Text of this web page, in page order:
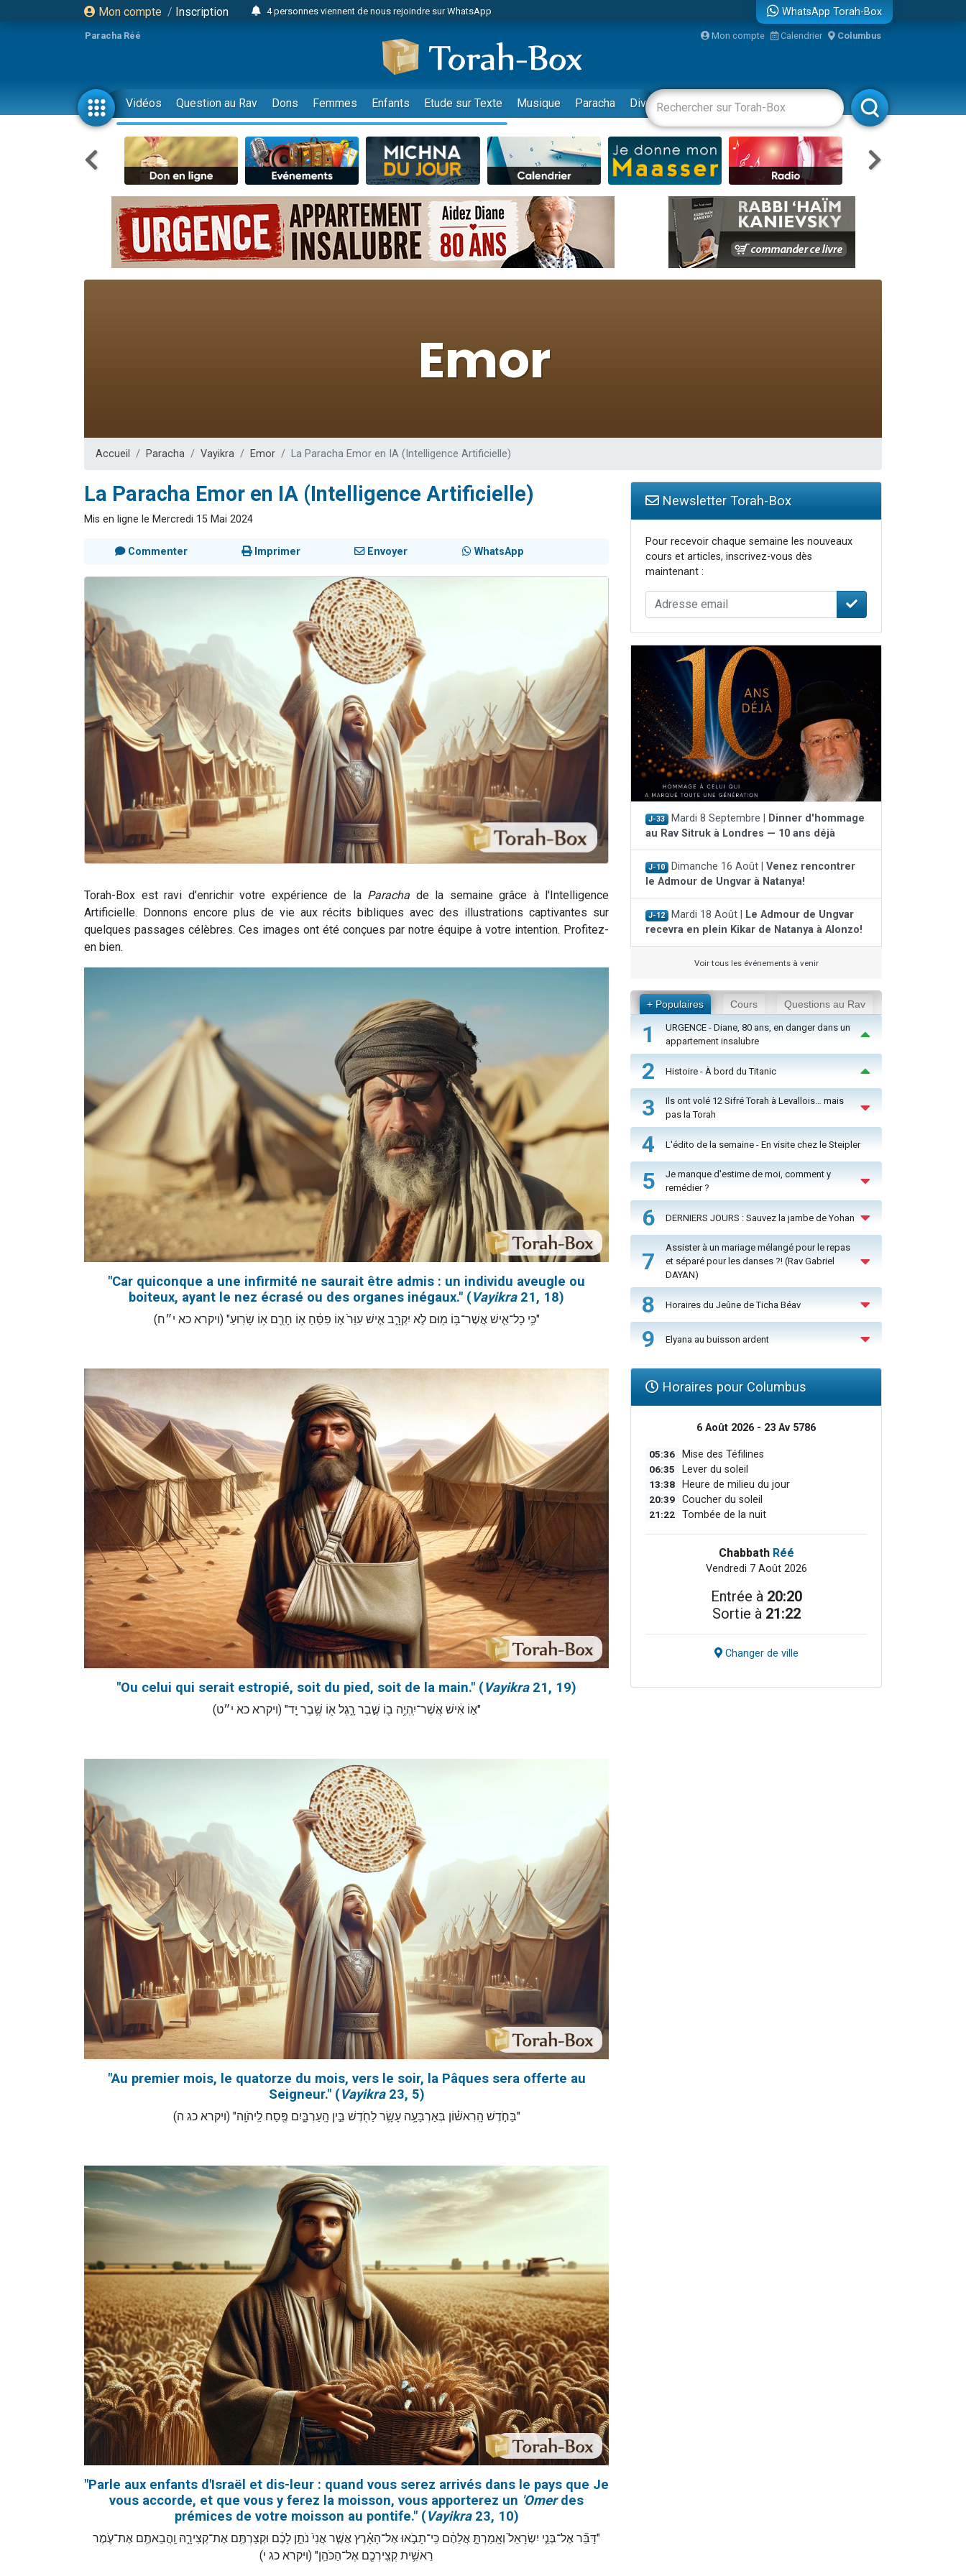
Mon compte / Inscription
4 personnes viennent de nous rejoindre sur WhatsApp
Odaya vient de donner son Maasser
3 personnes viennent de faire un don pour 5 jours de vacances aux Orphelins
3 personnes viennent de faire un don pour Diane, 80 ans, dans un appartement insalubre
13 personnes viennent de demander une bénédiction
2 personnes viennent de nous rejoindre sur WhatsApp
30 personnes viennent de faire un don pour Sauvez la jambe de Yohan
Il reste 49 places pour étudier en groupe sur Zoom
12 nouvelles musiques dans Torah-Box Music
3 personnes viennent de nous rejoindre sur WhatsApp
2 personnes viennent de nous rejoindre sur WhatsApp
3 personnes viennent de nous rejoindre sur WhatsApp
61 personnes viennent de demander une bénédiction
WhatsApp Torah-Box
Paracha Réé Mon compte Calendrier Columbus
Vidéos Question au Rav Dons Femmes Enfants Etude sur Texte Musique Paracha Divertissements Livres Rabbanim
Accueil Paracha Vayikra Emor La Paracha Emor en IA (Intelligence Artificielle)
La Paracha Emor en IA (Intelligence Artificielle)
Mis en ligne le Mercredi 15 Mai 2024
Commenter Imprimer Envoyer WhatsApp
Torah-Box est ravi d’enrichir votre expérience de laParacha de la semaine grâce à l'Intelligence
Artificielle. Donnons encore plus de vie aux récits bibliques avec des illustrations captivantes sur
quelques passages célèbres. Ces images ont été conçues par notre équipe à votre intention. Profitez-
en bien.
"Car quiconque a une infirmité ne saurait être admis : un individu aveugle ou
boiteux, ayant le nez écrasé ou des organes inégaux." (Vayikra21, 18)
"כִּ֥י כָל־אִ֛ישׁ אֲשֶׁר־בּ֥וֹ מ֖וּם לֹ֣א יִקְרָ֑ב אִ֤ישׁ עִוֵּר֙ א֣וֹ פִסֵּ֔חַ א֥וֹ חָרֻ֖ם א֥וֹ שָׂרֽוּעַ" (ויקרא כא י״ח)
"Ou celui qui serait estropié, soit du pied, soit de la main." (Vayikra21, 19)
"א֣וֹ אִ֔ישׁ אֲשֶׁר־יִֽהְיֶ֥ה ב֖וֹ שֶׁ֣בֶר רָ֑גֶל א֖וֹ שֶׁ֥בֶר יָֽד" (ויקרא כא י״ט)
"Au premier mois, le quatorze du mois, vers le soir, la Pâques sera offerte au
Seigneur." (Vayikra23, 5)
"בַּחֹ֣דֶשׁ הָֽרִאשׁ֗וֹן בְּאַרְבָּעָ֥ה עָשָׂ֛ר לַחֹ֖דֶשׁ בֵּ֣ין הָֽעַרְבָּ֑יִם פֶּ֖סַח לַֽיהֹוָֽה" (ויקרא כג ה)
"Parle aux enfants d'Israël et dis-leur : quand vous serez arrivés dans le pays que Je
vous accorde, et que vous y ferez la moisson, vous apporterez un 'Omerdes
prémices de votre moisson au pontife." (Vayikra23, 10)
"דַּבֵּ֞ר אֶל־בְּנֵ֤י יִשְׂרָאֵל֙ וְאָֽמַרְתָּ֣ אֲלֵהֶ֔ם כִּֽי־תָבֹ֣אוּ אֶל־הָאָ֗רֶץ אֲשֶׁ֤ר אֲנִי֙ נֹתֵ֣ן לָכֶ֔ם וּקְצַרְתֶּ֖ם אֶת־קְצִירָ֑הּ וַֽהֲבֵאתֶ֥ם אֶת־עֹ֛מֶר
רֵאשִׁ֥ית קְצִֽירְכֶ֖ם אֶל־הַכֹּהֵֽן" (ויקרא כג י)
Newsletter Torah-Box
Pour recevoir chaque semaine les nouveaux
cours et articles, inscrivez-vous dès
maintenant :
J-33 Mardi 8 Septembre |
Dinner d'hommage
au Rav Sitruk à Londres — 10 ans déjà
J-10 Dimanche 16 Août | Venez rencontrer
le Admour de Ungvar à Natanya!
J-12 Mardi 18 Août |
Le Admour de Ungvar
recevra en plein Kikar de Natanya à Alonzo!
Voir tous les événements à venir
+ Populaires Cours Questions au Rav
1
URGENCE - Diane, 80 ans, en danger dans un
appartement insalubre
2 Histoire - À bord du Titanic
3
Ils ont volé 12 Sifré Torah à Levallois… mais
pas la Torah
4 L'édito de la semaine - En visite chez le Steipler
5
Je manque d'estime de moi, comment y
remédier ?
6 DERNIERS JOURS : Sauvez la jambe de Yohan
7
Assister à un mariage mélangé pour le repas
et séparé pour les danses ?! (Rav Gabriel
DAYAN)
8 Horaires du Jeûne de Ticha Béav
9 Elyana au buisson ardent
Horaires pour Columbus
6 Août 2026 - 23 Av 5786
05:36 Mise des Téfilines
06:35 Lever du soleil
13:38 Heure de milieu du jour
20:39 Coucher du soleil
21:22 Tombée de la nuit
Chabbath Réé
Vendredi 7 Août 2026
Entrée à 20:20
Sortie à 21:22
Changer de ville